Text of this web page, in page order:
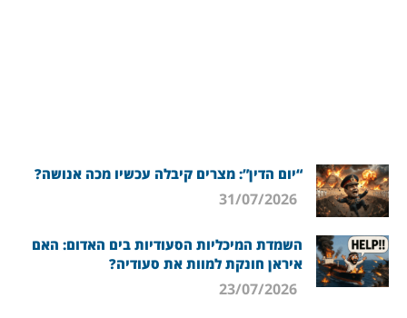
“יום הדין”: מצרים קיבלה עכשיו מכה אנושה?
השמדת המיכליות הסעודיות בים האדום: האם
איראן חונקת למוות את סעודיה?